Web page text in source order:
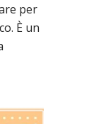
per
È un